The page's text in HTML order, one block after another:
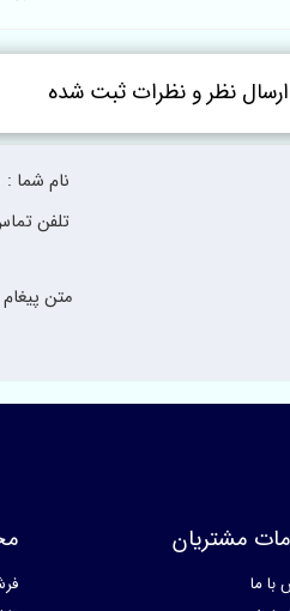
ارسال نظر و نظرات ثبت شده
نام شما :
تلفن
متن
مشتریان
با ما